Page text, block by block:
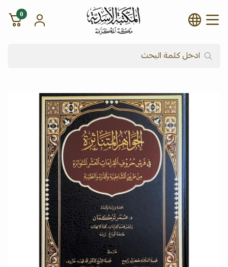
شركة المكتبة الأسدية للنشر
0